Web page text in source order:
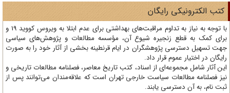
الکترونیکی رایگان
با توجه به نیاز به تداوم مراقبت‌های بهداشتی برای عدم ابتلا به ویروس کووید 19 و
کمک به قطع زنجیره شیوع آن، مؤسسه مطالعات و پژوهش‌های سیاسی
تسهیل دسترسی پژوهشگران در ایام قرنطینه بخشی از آثار خود را به صورت
در اختیار عموم قرار داد.
آثار شامل مجموعه‌ای از اسناد، کتب تاریخ معاصر، فصلنامه‌ مطالعات تاریخی و
فصلنامه مطالعات سیاست خارجی تهران است که علاقه‌مندان می‌توانند پس از
نام، به آن دسترسی یابند.